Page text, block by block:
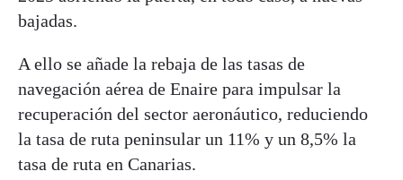
bajadas.
A ello se añade la rebaja de las tasas de
navegación aérea de Enaire para impulsar la
recuperación del sector aeronáutico, reduciendo
la tasa de ruta peninsular un 11% y un 8,5% la
tasa de ruta en Canarias.